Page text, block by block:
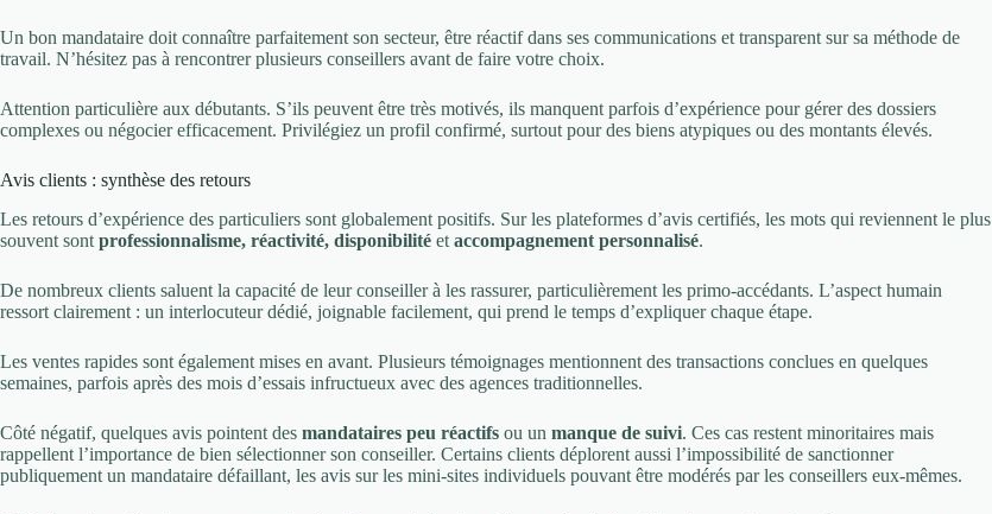
Un bon mandataire doit connaître parfaitement son secteur, être réactif dans ses communications et transparent sur sa méthode de
travail. N’hésitez pas à rencontrer plusieurs conseillers avant de faire votre choix.
Attention particulière aux débutants. S’ils peuvent être très motivés, ils manquent parfois d’expérience pour gérer des dossiers
complexes ou négocier efficacement. Privilégiez un profil confirmé, surtout pour des biens atypiques ou des montants élevés.
Avis clients : synthèse des retours
Les retours d’expérience des particuliers sont globalement positifs. Sur les plateformes d’avis certifiés, les mots qui reviennent le plus
souvent sont professionnalisme, réactivité, disponibilité et accompagnement personnalisé.
De nombreux clients saluent la capacité de leur conseiller à les rassurer, particulièrement les primo-accédants. L’aspect humain
ressort clairement : un interlocuteur dédié, joignable facilement, qui prend le temps d’expliquer chaque étape.
Les ventes rapides sont également mises en avant. Plusieurs témoignages mentionnent des transactions conclues en quelques
semaines, parfois après des mois d’essais infructueux avec des agences traditionnelles.
Côté négatif, quelques avis pointent des mandataires peu réactifs ou un manque de suivi. Ces cas restent minoritaires mais
rappellent l’importance de bien sélectionner son conseiller. Certains clients déplorent aussi l’impossibilité de sanctionner
publiquement un mandataire défaillant, les avis sur les mini-sites individuels pouvant être modérés par les conseillers eux-mêmes.